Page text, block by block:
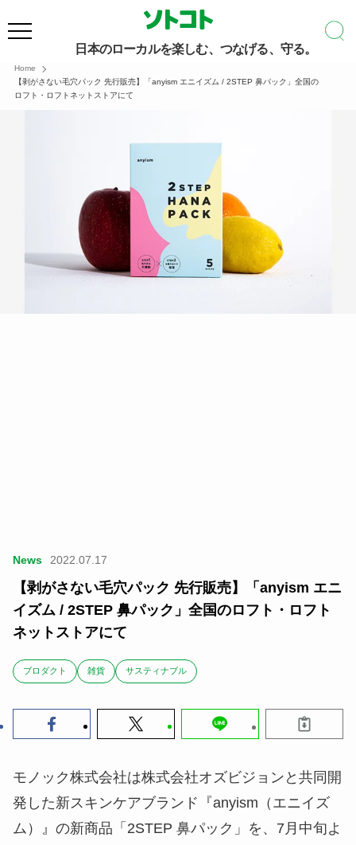
日本のローカルを楽しむ、つなげる、守る。
Home
【剥がさない毛穴パック 先行販売】「anyism エニイズム / 2STEP 鼻パック」全国の
ロフト・ロフトネットストアにて
News 2022.07.17
【剥がさない毛穴パック 先行販売】「anyism エニ
イズム / 2STEP 鼻パック」全国のロフト・ロフト
ネットストアにて
ブロダクト 雑貨 サスティナブル
モノック株式会社は株式会社オズビジョンと共同開
発した新スキンケアブランド『anyism（エニイズ
ム）』の新商品「2STEP 鼻パック」を、7月中旬よ